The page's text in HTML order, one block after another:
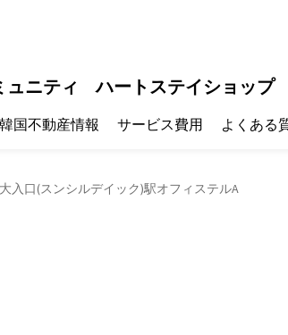
ュニティ ハートステイショップ
韓国不動産情報 サービス費用 よくある
入口(スンシルデイック)駅オフィステルA